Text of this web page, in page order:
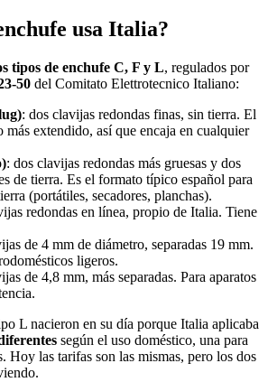
usa Italia?
tipos de enchufe C, F y L, regulados por
50 del Comitato Elettrotecnico Italiano:
: dos clavijas redondas finas, sin tierra. El
más extendido, así que encaja en cualquier
: dos clavijas redondas más gruesas y dos
de tierra. Es el formato típico español para
(portátiles, secadores, planchas).
redondas en línea, propio de Italia. Tiene
de 4 mm de diámetro, separadas 19 mm.
ligeros.
de 4,8 mm, más separadas. Para aparatos
L nacieron en su día porque Italia aplicaba
según el uso doméstico, una para
Hoy las tarifas son las mismas, pero los dos